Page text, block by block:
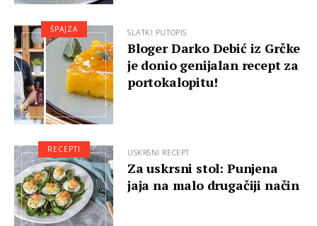
SLATKI PUTOPIS
Bloger Darko Debić iz Grčke
je donio genijalan recept za
portokalopitu!
ŠPAJZA
USKRSNI RECEPT
Za uskrsni stol: Punjena
jaja na malo drugačiji način
RECEPTI